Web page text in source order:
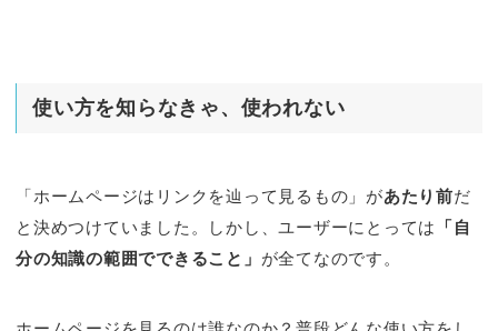
使い方を知らなきゃ、使われない
「ホームページはリンクを辿って見るもの」があたり前だ
と決めつけていました。しかし、ユーザーにとっては
「自
分の知識の範囲でできること」 が全てなのです。